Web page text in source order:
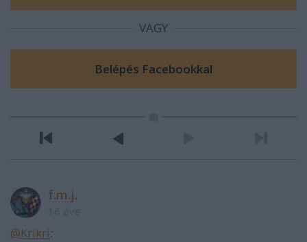
VAGY
f.m.j.
@Krikri: